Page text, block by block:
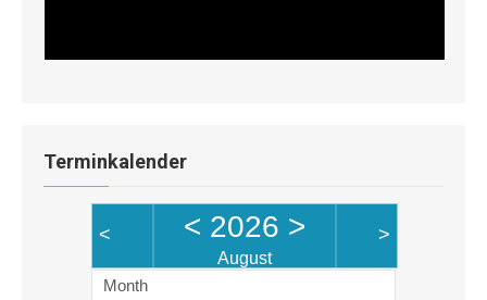
Terminkalender
< < 2026 >
August
>
Month